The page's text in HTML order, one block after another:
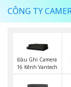
CÔNG TY
Đầu Ghi Camera
16 Kênh Vantech